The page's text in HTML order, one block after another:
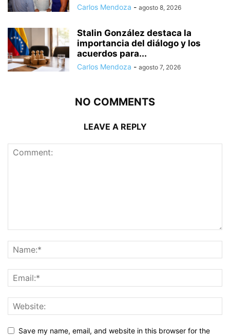
Carlos Mendoza - agosto 8, 2026
Stalin González destaca la
importancia del diálogo y los
acuerdos para...
Carlos Mendoza - agosto 7, 2026
NO COMMENTS
LEAVE A REPLY
Save my name, email, and website in this browser for the